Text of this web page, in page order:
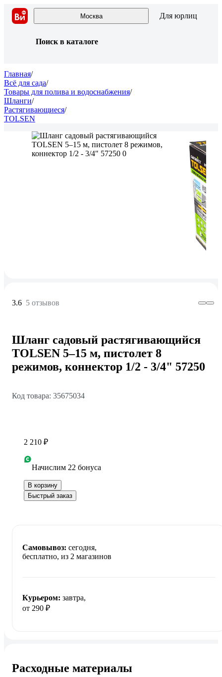
Москва Для юрлиц
Поиск в каталоге
Главная/
Всё для сада/
Товары для полива и водоснабжения/
Шланги/
Растягивающиеся/
TOLSEN
3.6 5 отзывов
Шланг садовый растягивающийся
TOLSEN 5–15 м, пистолет 8
режимов, коннектор 1/2 - 3/4" 57250
Код товара: 35675034
2 210 ₽
Начислим 22 бонуса
В корзину
Быстрый заказ
Самовывоз: сегодня,
бесплатно, из 2 магазинов
Курьером: завтра,
от 290 ₽
Расходные материалы